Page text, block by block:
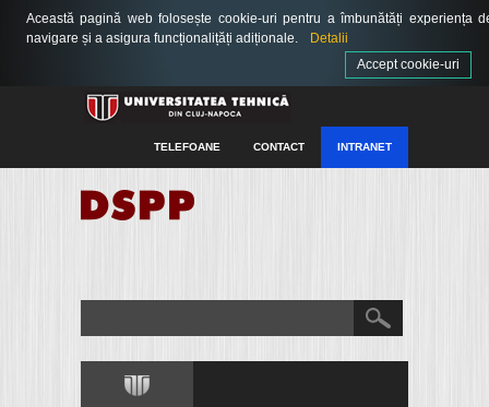
TELEFOANE CONTACT INTRANET
Această pagină web folosește cookie-uri pentru a îmbunătăți experiența
navigare și a asigura funcționalițăți adiționale.
Detalii
Accept cookie-uri